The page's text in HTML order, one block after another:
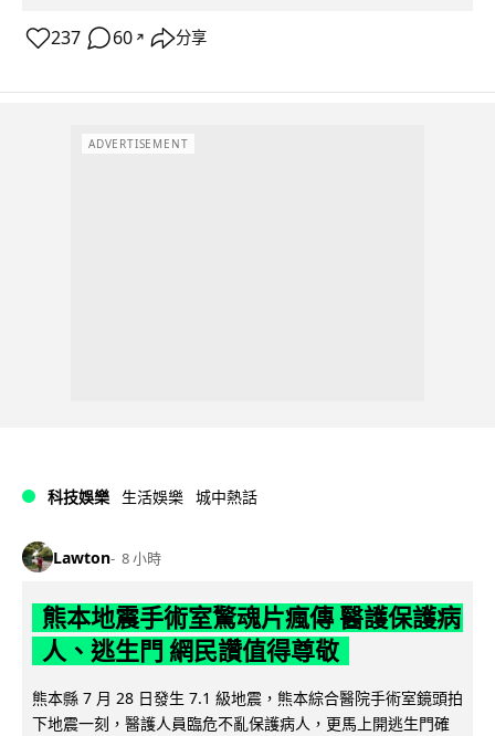
237 60 ↗ 分享
ADVERTISEMENT
科技娛樂 生活娛樂 城中熱話
Lawton 8 小時
熊本地震手術室驚魂片瘋傳 醫護保護病
人、逃生門 網民讚值得尊敬
熊本縣 7 月 28 日發生 7.1 級地震，熊本綜合醫院手術室鏡頭拍
下地震一刻，醫護人員臨危不亂保護病人，更馬上開逃生門確